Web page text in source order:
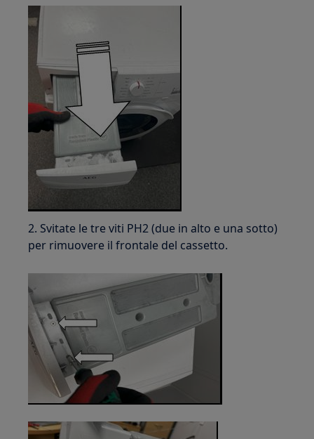
2. Svitate le tre viti PH2 (due in alto e una sotto)
per rimuovere il frontale del cassetto.